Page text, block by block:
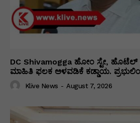
DC Shivamogga ಹೋಂ ಸ್ಟೇ, ಹೊಟೆಲ್
ಮಾಹಿತಿ ಫಲಕ ಅಳವಡಿಕೆ ಕಡ್ಡಾಯ.
Klive News - August 7, 2026